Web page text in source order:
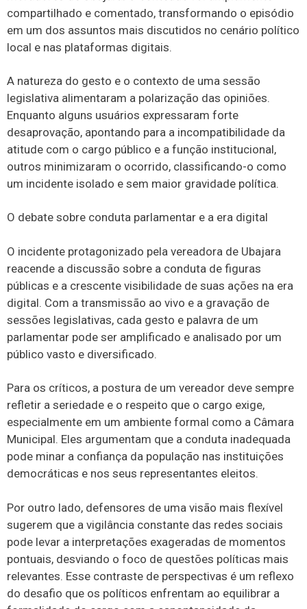
compartilhado e comentado, transformando o episódio
em um dos assuntos mais discutidos no cenário político
local e nas plataformas digitais.
A natureza do gesto e o contexto de uma sessão
legislativa alimentaram a polarização das opiniões.
Enquanto alguns usuários expressaram forte
desaprovação, apontando para a incompatibilidade da
atitude com o cargo público e a função institucional,
outros minimizaram o ocorrido, classificando-o como
um incidente isolado e sem maior gravidade política.
O debate sobre conduta parlamentar e a era digital
O incidente protagonizado pela vereadora de Ubajara
reacende a discussão sobre a conduta de figuras
públicas e a crescente visibilidade de suas ações na era
digital. Com a transmissão ao vivo e a gravação de
sessões legislativas, cada gesto e palavra de um
parlamentar pode ser amplificado e analisado por um
público vasto e diversificado.
Para os críticos, a postura de um vereador deve sempre
refletir a seriedade e o respeito que o cargo exige,
especialmente em um ambiente formal como a Câmara
Municipal. Eles argumentam que a conduta inadequada
pode minar a confiança da população nas instituições
democráticas e nos seus representantes eleitos.
Por outro lado, defensores de uma visão mais flexível
sugerem que a vigilância constante das redes sociais
pode levar a interpretações exageradas de momentos
pontuais, desviando o foco de questões políticas mais
relevantes. Esse contraste de perspectivas é um reflexo
do desafio que os políticos enfrentam ao equilibrar a